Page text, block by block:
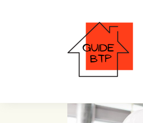
projet de